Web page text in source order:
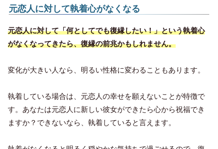
元恋人に対して執着心がなくなる
元恋人に対して「何としてでも復縁したい！」という執着心
がなくなってきたら、復縁の前兆かもしれません。
変化が大きい人なら、明るい性格に変わることもあります。
執着している場合は、元恋人の幸せを願えないことが特徴で
す。あなたは元恋人に新しい彼女ができたら心から祝福でき
ますか？できないなら、執着していると言えます。